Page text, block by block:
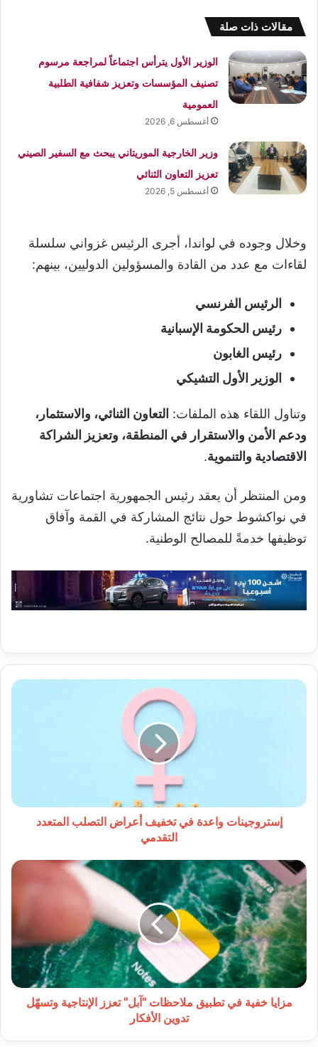
مقالات ذات صلة
الوزير الأول يترأس اجتماعاً لمراجعة مرسوم
تصنيف المؤسسات وتعزيز شفافية الطلبية
العمومية
أغسطس 6, 2026
وزير الخارجية الموريتاني يبحث مع السفير الصيني
تعزيز التعاون الثنائي
أغسطس 5, 2026
وخلال وجوده في لواندا، أجرى الرئيس غزواني سلسلة
لقاءات مع عدد من القادة والمسؤولين الدوليين، بينهم:
الرئيس الفرنسي
رئيس الحكومة الإسبانية
رئيس الغابون
الوزير الأول التشيكي
وتناول اللقاء هذه الملفات: التعاون الثنائي، والاستثمار،
ودعم الأمن والاستقرار في المنطقة، وتعزيز الشراكة
الاقتصادية والتنموية.
ومن المنتظر أن يعقد رئيس الجمهورية اجتماعات تشاورية
في نواكشوط حول نتائج المشاركة في القمة وآفاق
توظيفها خدمةً للمصالح الوطنية.
إستروجينات
إستروجينات واعدة في تخفيف أعراض التصلب المتعدد
التقدمي
مزايا
خفية
في
تطبيق
ملاحظات
"آبل"
تعزز
الإنتاجية
وتسهّل
تدوينمزايا خفية في تطبيق ملاحظات "آبل" تعزز الإنتاجية وتسهّل
تدوين الأفكار